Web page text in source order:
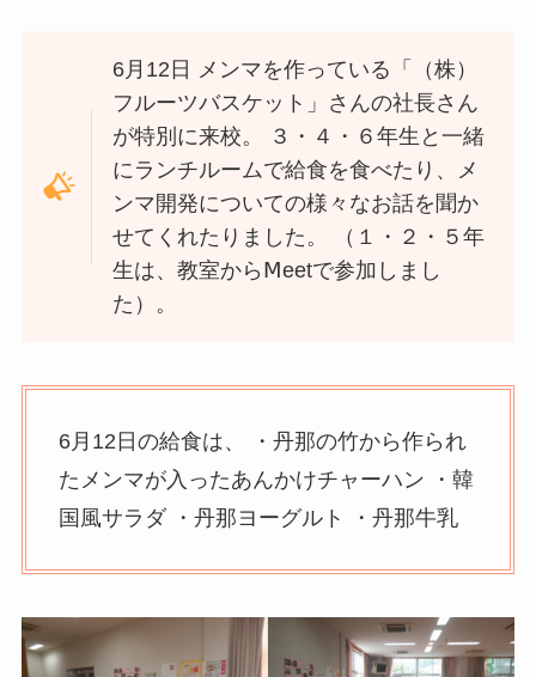
6月12日 メンマを作っている「（株）
フルーツバスケット」さんの社長さん
が特別に来校。 ３・４・６年生と一緒
にランチルームで給食を食べたり、メ
ンマ開発についての様々なお話を聞か
せてくれたりました。 （１・２・５年
生は、教室からⅯeetで参加しまし
た）。
6月12日の給食は、 ・丹那の竹から作られ
たメンマが入ったあんかけチャーハン ・韓
国風サラダ ・丹那ヨーグルト ・丹那牛乳